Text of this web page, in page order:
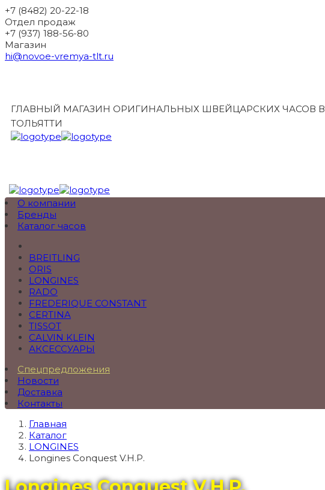
+7 (8482) 20-22-18
Отдел продаж
+7 (937) 188-56-80
Магазин
hi@novoe-vremya-tlt.ru
ГЛАВНЫЙ МАГАЗИН ОРИГИНАЛЬНЫХ ШВЕЙЦАРСКИХ ЧАСОВ В
ТОЛЬЯТТИ
О компании
Бренды
Каталог часов
BREITLING
ORIS
LONGINES
RADO
FREDERIQUE CONSTANT
CERTINA
TISSOT
CALVIN KLEIN
АКСЕССУАРЫ
Спецпредложения
Новости
Доставка
Контакты
Главная
Каталог
LONGINES
Longines Conquest V.H.P.